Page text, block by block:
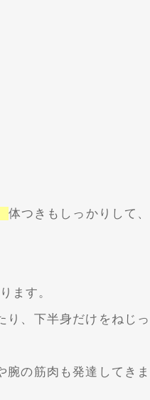
体つきもしっかりして、
ます。
り、下半身だけをねじっ
の筋肉も発達してきま